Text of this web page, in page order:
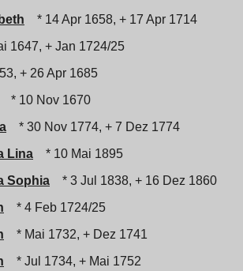
* 14 Apr 1658, + 17 Apr 1714
1647, + Jan 1724/25
+ 26 Apr 1685
* 10 Nov 1670
* 30 Nov 1774, + 7 Dez 1774
Lina
* 10 Mai 1895
Sophia
* 3 Jul 1838, + 16 Dez 1860
* 4 Feb 1724/25
* Mai 1732, + Dez 1741
* Jul 1734, + Mai 1752